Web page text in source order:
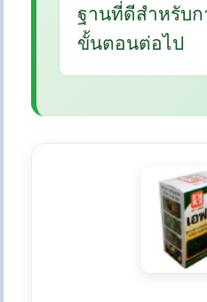
ฐานที่ดีสำหรับ
ขั้นตอนต่อไป